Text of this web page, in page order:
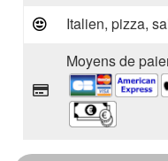
Italien, pizza,
Moyens de